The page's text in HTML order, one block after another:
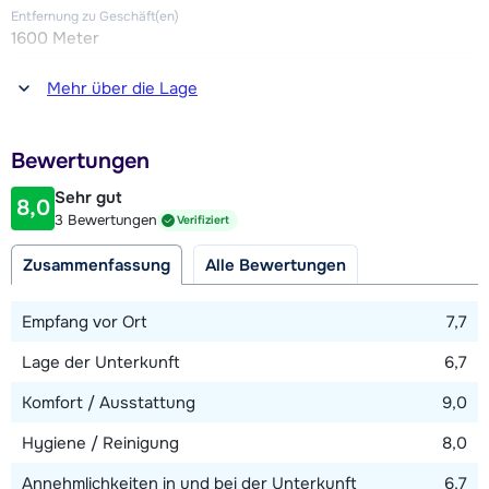
Insgesamt fünf Schlafzimmer, zwei mit je einem Doppelbett
zusammengeschoben werden können). Drei Bäder, zwei mit
separate Toiletten.
Entfernung zu Geschäft(en)
1600 Meter
Entfernung zum(r) Restaurant oder zur Bar
1600 Meter
400 Meter (über Skilift)
Entfernung zum Skilift
400 Meter (Barbossine/Petit Châtel)
Karte anzeigen
Mehr über die Lage
Bewertungen
8,0 Sehr gut
3 Bewertungen Verifiziert
Zusammenfassung Alle Bewertungen
Empfang vor Ort
7,7
Lage der Unterkunft
6,7
Komfort / Ausstattung
9,0
Hygiene / Reinigung
8,0
Annehmlichkeiten in und bei der Unterkunft
6,7